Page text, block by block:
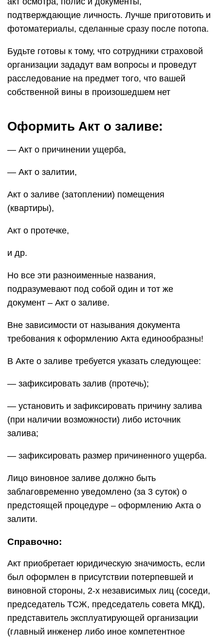
подтверждающие личность. Лучше приготовить и
фотоматериалы, сделанные сразу после потопа.
Будьте готовы к тому, что сотрудники страховой
организации зададут вам вопросы и проведут
расследование на предмет того, что вашей
собственной вины в произошедшем нет
Оформить Акт о заливе:
— Акт о причинении ущерба,
— Акт о залитии,
Акт о заливе (затоплении) помещения
(квартиры),
Акт о протечке,
и др.
Но все эти разноименные названия,
подразумевают под собой один и тот же
документ – Акт о заливе.
Вне зависимости от называния документа
требования к оформлению Акта единообразны!
В Акте о заливе требуется указать следующее:
— зафиксировать залив (протечь);
— установить и зафиксировать причину залива
(при наличии возможности) либо источник
залива;
— зафиксировать размер причиненного ущерба.
Лицо виновное заливе должно быть
заблаговременно уведомлено (за 3 суток) о
предстоящей процедуре – оформлению Акта о
залити.
Справочно:
Акт приобретает юридическую значимость, если
был оформлен в присутствии потерпевшей и
виновной стороны, 2-х независимых лиц (соседи,
председатель ТСЖ, председатель совета МКД),
представитель эксплуатирующей организации
(главный инженер либо иное компетентное